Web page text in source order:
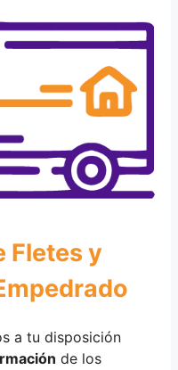
Fletes y
a tu disposición
de los